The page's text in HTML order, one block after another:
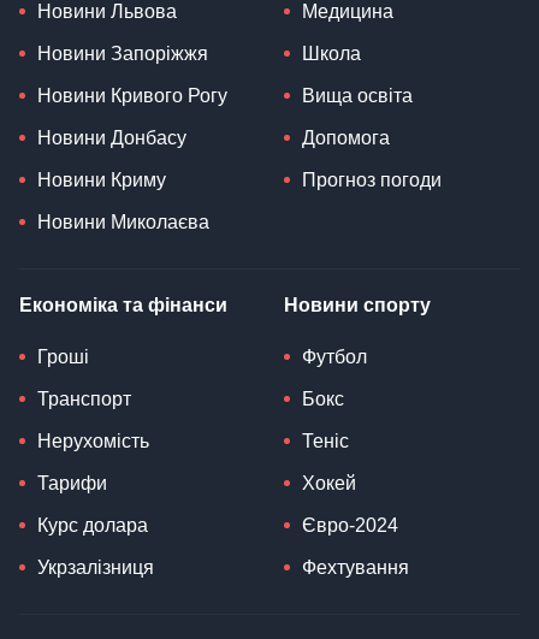
Новини Львова
Новини Запоріжжя
Новини Кривого Рогу
Новини Донбасу
Новини Криму
Новини Миколаєва
Медицина
Школа
Вища освіта
Допомога
Прогноз погоди
Економіка та фінанси
Гроші
Транспорт
Нерухомість
Тарифи
Курс долара
Укрзалізниця
Новини спорту
Футбол
Бокс
Теніс
Хокей
Євро-2024
Фехтування